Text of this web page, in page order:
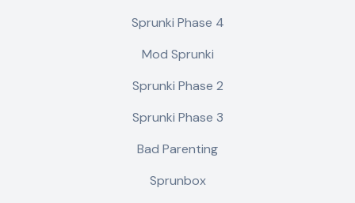
Sprunki Phase 4
Mod Sprunki
Sprunki Phase 2
Sprunki Phase 3
Bad Parenting
Sprunbox